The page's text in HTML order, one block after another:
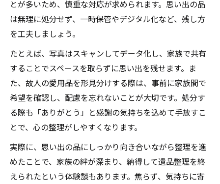
とが多いため、慎重な対応が求められます。思い出の品
は無理に処分せず、一時保管やデジタル化など、残し方
を工夫しましょう。
たとえば、写真はスキャンしてデータ化し、家族で共有
することでスペースを取らずに思い出を残せます。ま
た、故人の愛用品を形見分けする際は、事前に家族間で
希望を確認し、配慮を忘れないことが大切です。処分す
る際も「ありがとう」と感謝の気持ちを込めて手放すこ
とで、心の整理がしやすくなります。
実際に、思い出の品にしっかり向き合いながら整理を進
めたことで、家族の絆が深まり、納得して遺品整理を終
えられたという体験談もあります。焦らず、気持ちに寄